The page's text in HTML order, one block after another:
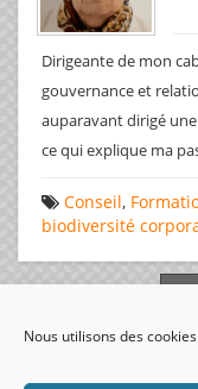
Nous utilisons des
Dirigeante de mon
gouvernance et
auparavant dirigé
ce qui explique ma
Conseil,
biodiversité